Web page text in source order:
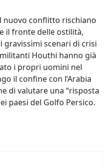
nuovo conflitto rischiano
il fronte delle ostilità,
scenari di crisi
Houthi hanno già
i propri uomini nel
il confine con l’Arabia
di valutare una “risposta
paesi del Golfo Persico.